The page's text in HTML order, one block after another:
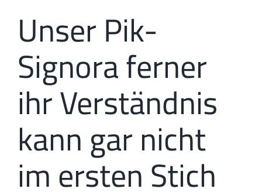
Unser Pik-
Signora ferner
ihr Verständnis
kann gar nicht
im ersten Stich